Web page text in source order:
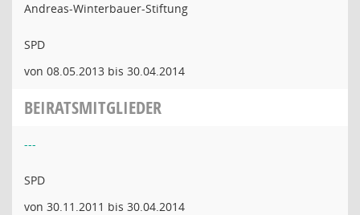
Andreas-Winterbauer-Stiftung
SPD
von 08.05.2013 bis 30.04.2014
BEIRATSMITGLIEDER
---
SPD
von 30.11.2011 bis 30.04.2014